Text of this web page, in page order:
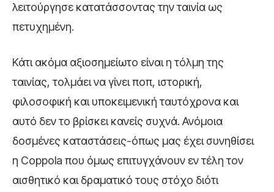
λειτούργησε κατατάσσοντας την ταινία ως
πετυχημένη.
Κάτι ακόμα αξιοσημείωτο είναι η τόλμη της
ταινίας, τολμάει να γίνει ποπ, ιστορική,
φιλοσοφική και υποκειμενική ταυτόχρονα και
αυτό δεν το βρίσκει κανείς συχνά. Ανόμοια
δοσμένες καταστάσεις-όπως μας έχει συνηθίσει
η Coppola που όμως επιτυγχάνουν εν τέλη τον
αισθητικό και δραματικό τους στόχο διότι